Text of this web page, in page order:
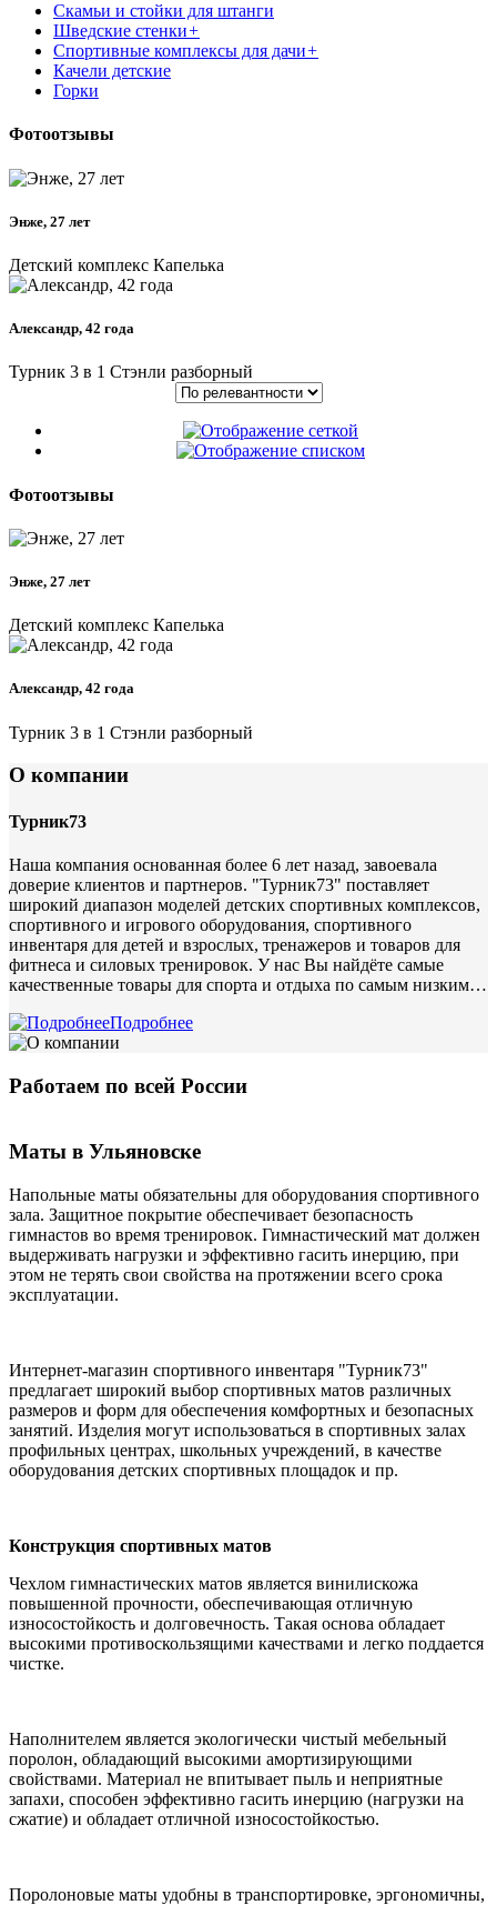
Скамьи и стойки для штанги
Шведские стенки+
Спортивные комплексы для дачи+
Качели детские
Горки
Фотоотзывы
Энже, 27 лет
Детский комплекс Капелька
Александр, 42 года
Турник 3 в 1 Стэнли разборный
Фотоотзывы
Энже, 27 лет
Детский комплекс Капелька
Александр, 42 года
Турник 3 в 1 Стэнли разборный
О компании
Турник73
Наша компания основанная более 6 лет назад, завоевала
доверие клиентов и партнеров. "Турник73" поставляет
широкий диапазон моделей детских спортивных комплексов,
спортивного и игрового оборудования, спортивного
инвентаря для детей и взрослых, тренажеров и товаров для
фитнеса и силовых тренировок. У нас Вы найдёте самые
качественные товары для спорта и отдыха по самым низким…
Подробнее
Работаем по всей России
Маты в Ульяновске
Напольные маты обязательны для оборудования спортивного
зала. Защитное покрытие обеспечивает безопасность
гимнастов во время тренировок. Гимнастический мат должен
выдерживать нагрузки и эффективно гасить инерцию, при
этом не терять свои свойства на протяжении всего срока
эксплуатации.
Интернет-магазин спортивного инвентаря "Турник73"
предлагает широкий выбор спортивных матов различных
размеров и форм для обеспечения комфортных и безопасных
занятий. Изделия могут использоваться в спортивных залах
профильных центрах, школьных учреждений, в качестве
оборудования детских спортивных площадок и пр.
Конструкция спортивных матов
Чехлом гимнастических матов является винилискожа
повышенной прочности, обеспечивающая отличную
износостойкость и долговечность. Такая основа обладает
высокими противоскользящими качествами и легко поддается
чистке.
Наполнителем является экологически чистый мебельный
поролон, обладающий высокими амортизирующими
свойствами. Материал не впитывает пыль и неприятные
запахи, способен эффективно гасить инерцию (нагрузки на
сжатие) и обладает отличной износостойкостью.
Поролоновые маты удобны в транспортировке, эргономичны,